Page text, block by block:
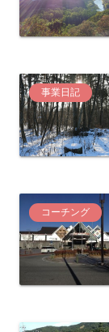
事業日記
コーチング